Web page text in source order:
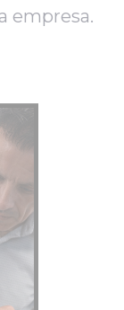
empresa.